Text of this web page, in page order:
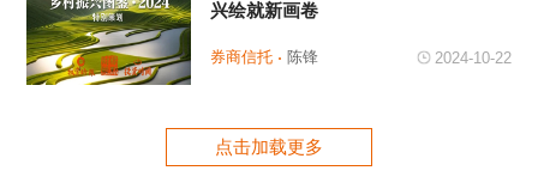
兴绘就新画卷
券商信托 陈锋 2024-10-22
点击加载更多